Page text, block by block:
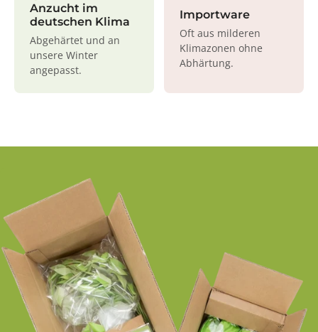
Anzucht im
deutschen Klima
Abgehärtet und an
unsere Winter
angepasst.
Importware
Oft aus milderen
Klimazonen ohne
Abhärtung.